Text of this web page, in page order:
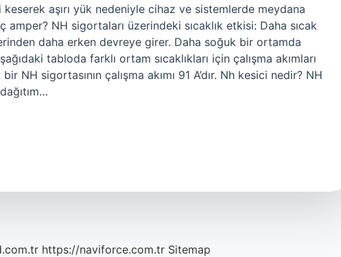
keserek aşırı yük nedeniyle cihaz ve sistemlerde meydana
NH sigortaları üzerindeki sıcaklık etkisi: Daha sıcak
daha erken devreye girer. Daha soğuk bir ortamda
tabloda farklı ortam sıcaklıkları için çalışma akımları
NH sigortasının çalışma akımı 91 A’dır. Nh kesici nedir? NH
https://naviforce.com.tr Sitemap